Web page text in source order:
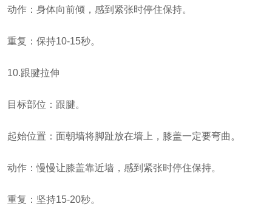
动作：身体向前倾，感到紧张时停住保持。
重复：保持10-15秒。
10.跟腱拉伸
目标部位：跟腱。
起始位置：面朝墙将脚趾放在墙上，膝盖一定要弯曲。
动作：慢慢让膝盖靠近墙，感到紧张时停住保持。
重复：坚持15-20秒。